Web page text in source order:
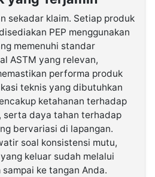
sekadar klaim. Setiap produk
PEP menggunakan
memenuhi standar
ASTM yang relevan,
performa produk
teknis yang dibutuhkan
ketahanan terhadap
serta daya tahan terhadap
bervariasi di lapangan.
soal konsistensi mutu,
keluar sudah melalui
ke tangan Anda.